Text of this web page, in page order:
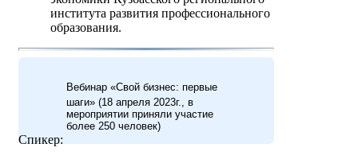
института развития профессионального
образования.
Вебинар «Свой бизнес: первые
шаги» (18 апреля 2023г., в
мероприятии приняли участие
более 250 человек)
Спикер: